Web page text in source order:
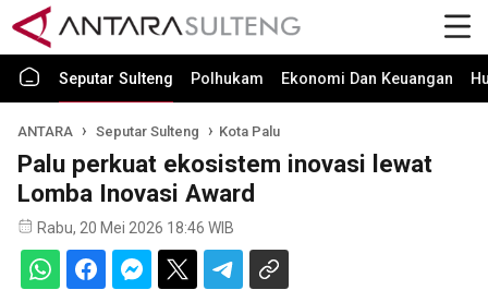
Seputar Sulteng Polhukam Ekonomi Dan Keuangan
ANTARA Seputar Sulteng Kota Palu
Palu perkuat ekosistem inovasi lewat
Lomba Inovasi Award
Rabu, 20 Mei 2026 18:46 WIB